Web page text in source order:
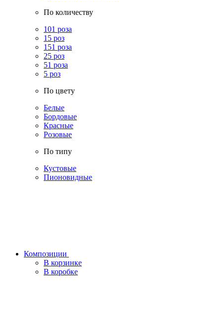
По количеству
101 роза
15 роз
151 роза
25 роз
51 роза
5 роз
По цвету
Белые
Бордовые
Красные
Розовые
По типу
Кустовые
Пионовидные
Композиции
В корзинке
В коробке